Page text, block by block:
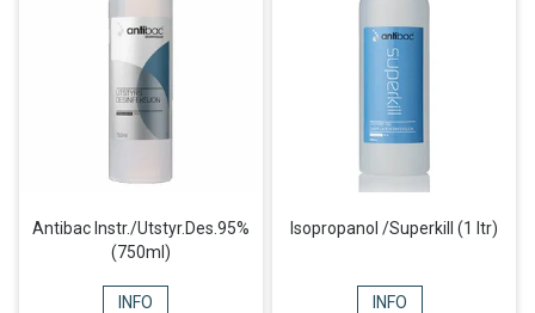
Antibac Instr./Utstyr.Des.95%
(750ml)
INFO
Isopropanol /Superkill (1 ltr)
INFO